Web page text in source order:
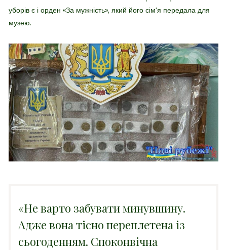
уборів є і орден «За мужність», який його сім’я передала для
музею.
«Не варто забувати минувшину.
Адже вона тісно переплетена із
сьогоденням. Споконвічна